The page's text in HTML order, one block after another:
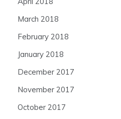
March 2018
February 2018
January 2018
December 2017
November 2017
October 2017